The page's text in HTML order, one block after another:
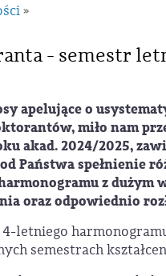
»
- semestr
apelujące o
miło nam
akad. 2024/2025,
Państwa spełnienie
z dużym
oraz odpowiednio
letniego
semestrach